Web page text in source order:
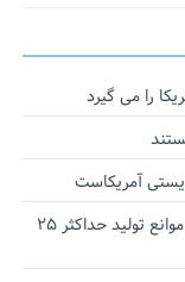
را می گیرد
آمریکاست
سخنگوی کمیسیون اقتصادی مجلس: قانون رفع موانع تولید حداکثر ۲۵